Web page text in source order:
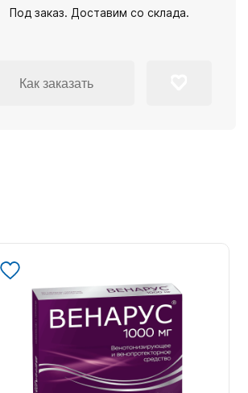
Под заказ. Доставим со склада.
Как заказать